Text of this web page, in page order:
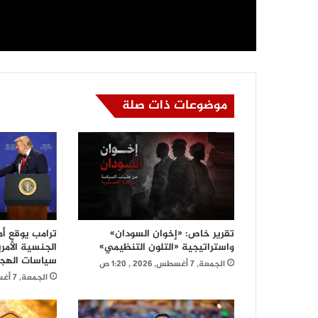
موضوعات ذات صلة
تقرير خاص: «إخوان السودان»
واستراتيجية «التلون التنظيمي»
الجمعة, 7 أغسطس, 2026 , 1:20 ص
ترامب يوقع
الجنسية
سياسات
الجمعة, 7 أغسطس, 2026 , 12:47 ص